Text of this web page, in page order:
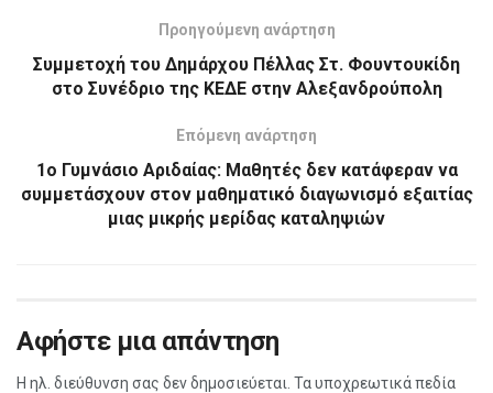
Προηγούμενη ανάρτηση
Συμμετοχή του Δημάρχου Πέλλας Στ. Φουντουκίδη
στο Συνέδριο της ΚΕΔΕ στην Αλεξανδρούπολη
Επόμενη ανάρτηση
1ο Γυμνάσιο Αριδαίας: Μαθητές δεν κατάφεραν να
συμμετάσχουν στον μαθηματικό διαγωνισμό εξαιτίας
μιας μικρής μερίδας καταληψιών
Αφήστε μια απάντηση
Η ηλ. διεύθυνση σας δεν δημοσιεύεται. Τα υποχρεωτικά πεδία